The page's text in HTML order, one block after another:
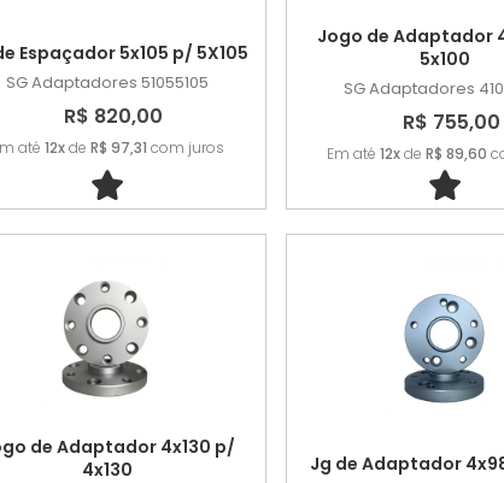
Espaçador 5x105 p/ 5X105
SG Adaptadores 51055105
R$ 820,00
até 12xde R$ 97,31 com juros
Jogo de Adaptador
5x100
SG Adaptadores
R$ 755,00
Em até 12xde R$ 89,60
de Adaptador 4x130 p/
4x130
Jg de Adaptador